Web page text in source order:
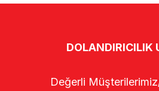
DOLANDIRICILIK
Değerli